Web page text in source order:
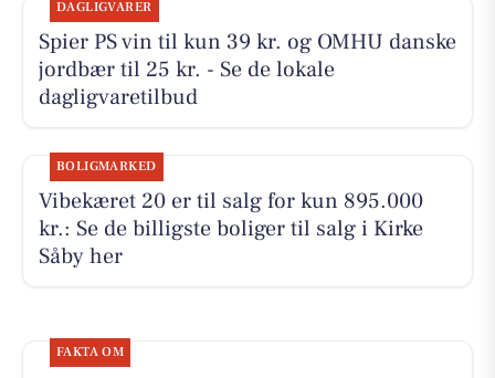
DAGLIGVARER
Spier PS vin til kun 39 kr. og OMHU danske
jordbær til 25 kr. - Se de lokale
dagligvaretilbud
BOLIGMARKED
Vibekæret 20 er til salg for kun 895.000
kr.: Se de billigste boliger til salg i Kirke
Såby her
FAKTA OM